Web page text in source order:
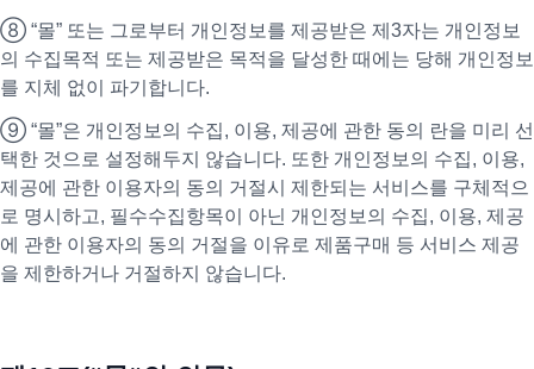
⑧ “몰” 또는 그로부터 개인정보를 제공받은 제3자는 개인정보
의 수집목적 또는 제공받은 목적을 달성한 때에는 당해 개인정보
를 지체 없이 파기합니다.
⑨ “몰”은 개인정보의 수집, 이용, 제공에 관한 동의 란을 미리 선
택한 것으로 설정해두지 않습니다. 또한 개인정보의 수집, 이용,
제공에 관한 이용자의 동의 거절시 제한되는 서비스를 구체적으
로 명시하고, 필수수집항목이 아닌 개인정보의 수집, 이용, 제공
에 관한 이용자의 동의 거절을 이유로 제품구매 등 서비스 제공
을 제한하거나 거절하지 않습니다.